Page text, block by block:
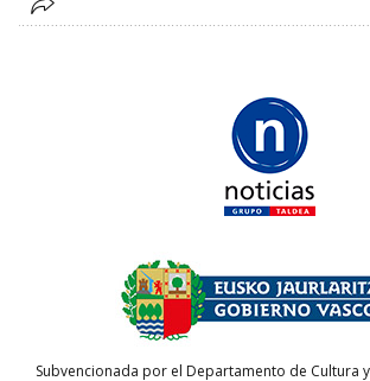
Subvencionada por el Departamento de Cultura